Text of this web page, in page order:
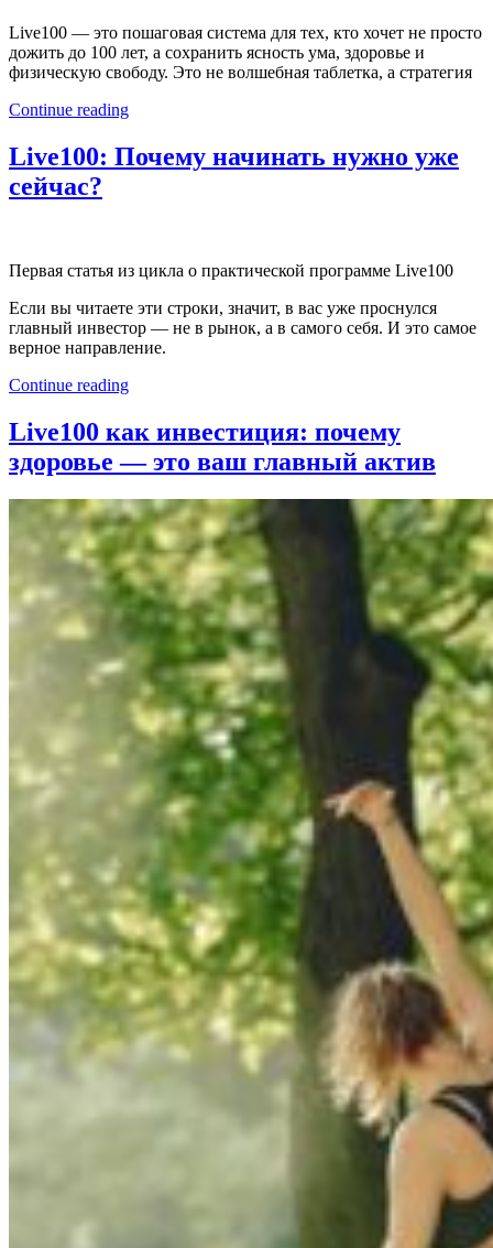
Live100 — это пошаговая система для тех, кто хочет не просто
дожить до 100 лет, а сохранить ясность ума, здоровье и
физическую свободу. Это не волшебная таблетка, а стратегия
Continue reading
Live100: Почему начинать нужно уже
сейчас?
Первая статья из цикла о практической программе Live100
Если вы читаете эти строки, значит, в вас уже проснулся
главный инвестор — не в рынок, а в самого себя. И это самое
верное направление.
Continue reading
Live100 как инвестиция: почему
здоровье — это ваш главный актив